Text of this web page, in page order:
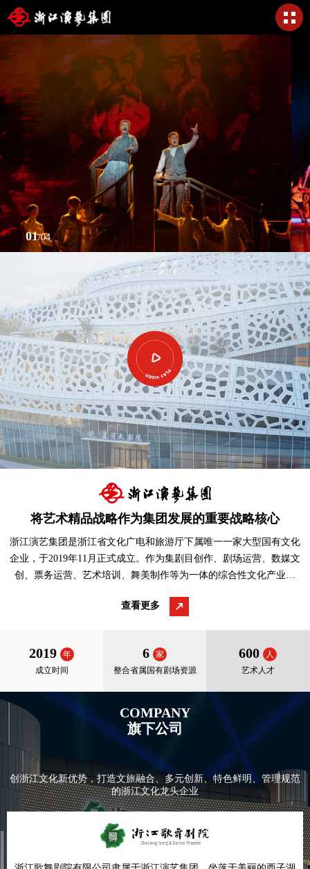
01/04
将艺术精品战略作为集团发展的重要战略核心
浙江演艺集团是浙江省文化广电和旅游厅下属唯一一家大型国有文化
企业，于2019年11月正式成立。作为集剧目创作、剧场运营、数媒文
创、票务运营、艺术培训、舞美制作等为一体的综合性文化产业集
查看更多
2019
年
成立时间
6
家
整合省属国有剧场资源
600
人
艺术人才
COMPANY
旗下公司
创浙江文化新优势，打造文旅融合、多元创新、特色鲜明、管理规范
的浙江文化龙头企业